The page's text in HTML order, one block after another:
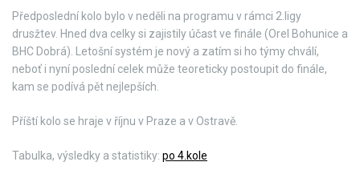
Předposlední kolo bylo v neděli na programu v rámci 2.ligy
drusžtev. Hned dva celky si zajistily účast ve finále (Orel Bohunice a
BHC Dobrá). Letošní systém je nový a zatím si ho týmy chválí,
neboť i nyní poslední celek může teoreticky postoupit do finále,
kam se podívá pět nejlepších.
Příští kolo se hraje v říjnu v Praze a v Ostravě.
Tabulka, výsledky a statistiky: po 4.kole